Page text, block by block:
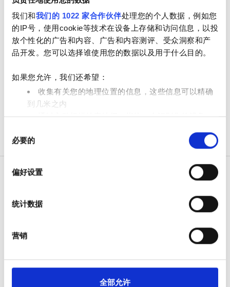
我们和我们的 1022 家合作伙伴处理您的个人数据，例如您
的IP号，使用cookie等技术在设备上存储和访问信息，以投
放个性化的广告和内容、广告和内容测评、受众洞察和产
品开发。您可以选择谁使用您的数据以及用于什么目的。
如果您允许，我们还希望：
收集有关您的地理位置的信息，这些信息可以精确
到几米之内
通过主动扫描特定特征（指纹）来识别您的设备
查找有关您的个人数据如何处理的更多信息，
并设置您的首选项。您可随时从Cookie声明中更改或撤回
我们使用 Cookie 来制作贴合用户需求的内容与广告、提供
体、广告和分析合作伙伴分享您对我们网站的使用情况，
选
必要的
偏好设置
统计数据
营销
全部允许
小吃
免费WiFi
电视屏幕
免费接送
免费停车
100 - 200 欧元
每次治疗
透析HD €250
透析HDF €250
预订
病人
为什么选择 bookdialysis.com
旅行透析博客